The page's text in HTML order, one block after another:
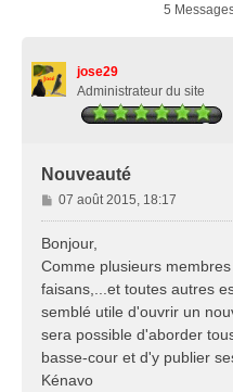
5
jose29
Administrateur du site
Nouveauté
M
e
s
g
e
07 août 2015, 18:17
Bonjour,
Comme plusieurs
faisans,...et toutes autres
semblé utile d'ouvrir un
sera possible d'aborder
basse-cour et d'y publier
Kénavo